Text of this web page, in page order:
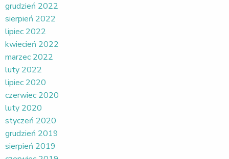
grudzień 2022
sierpień 2022
lipiec 2022
kwiecień 2022
marzec 2022
luty 2022
lipiec 2020
czerwiec 2020
luty 2020
styczeń 2020
grudzień 2019
sierpień 2019